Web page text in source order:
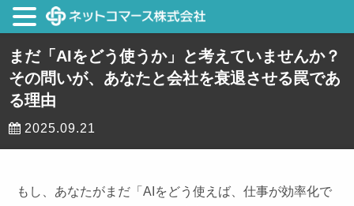
まだ「AIをどう使うか」と考えていませんか？
その問いが、あなたと会社を衰退させる罠であ
る理由
2025.09.21
もし、あなたがまだ「AIをどう使えば、仕事が効率化で